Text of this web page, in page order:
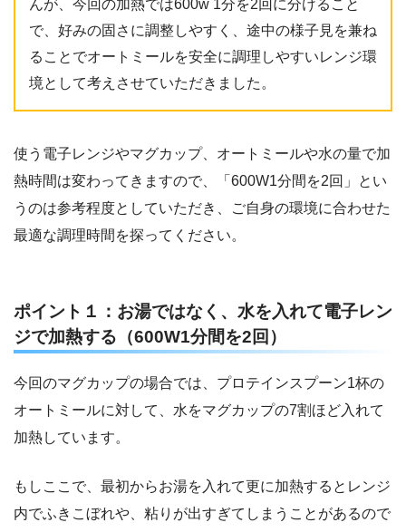
んが、今回の加熱では600w 1分を2回に分けること
で、好みの固さに調整しやすく、途中の様子見を兼ね
ることでオートミールを安全に調理しやすいレンジ環
境として考えさせていただきました。
使う電子レンジやマグカップ、オートミールや水の量で加
熱時間は変わってきますので、「600W1分間を2回」とい
うのは参考程度としていただき、ご自身の環境に合わせた
最適な調理時間を探ってください。
ポイント１：お湯ではなく、水を入れて電子レン
ジで加熱する（600W1分間を2回）
今回のマグカップの場合では、プロテインスプーン1杯の
オートミールに対して、水をマグカップの7割ほど入れて
加熱しています。
もしここで、最初からお湯を入れて更に加熱するとレンジ
内でふきこぼれや、粘りが出すぎてしまうことがあるので